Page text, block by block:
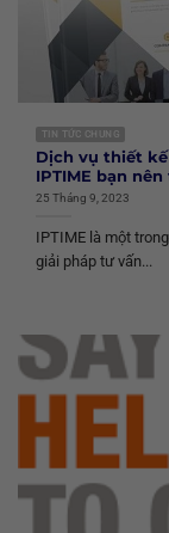
TIN TỨC CHUNG
Dịch vụ thiết
IPTIME bạn
25 Tháng 9, 2023
IPTIME là một
giải pháp tư vấn...